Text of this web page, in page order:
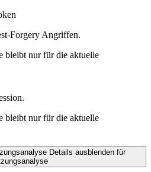
Forgery Angriffen.
bleibt nur für die aktuelle
bleibt nur für die aktuelle
Details ausblenden für